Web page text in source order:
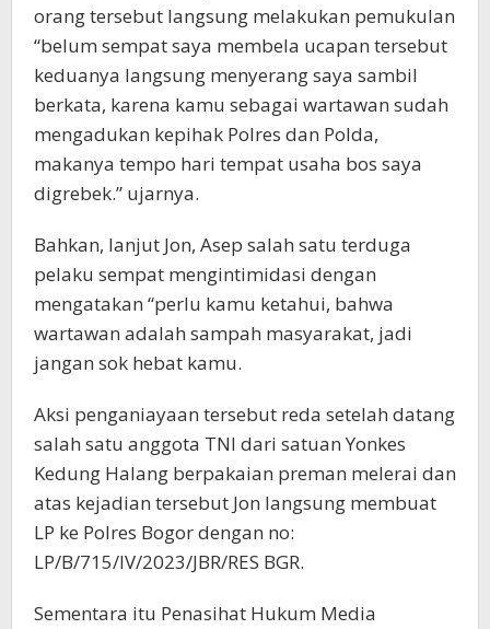
orang tersebut langsung melakukan pemukulan
“belum sempat saya membela ucapan tersebut
keduanya langsung menyerang saya sambil
berkata, karena kamu sebagai wartawan sudah
mengadukan kepihak Polres dan Polda,
makanya tempo hari tempat usaha bos saya
digrebek.” ujarnya.
Bahkan, lanjut Jon, Asep salah satu terduga
pelaku sempat mengintimidasi dengan
mengatakan “perlu kamu ketahui, bahwa
wartawan adalah sampah masyarakat, jadi
jangan sok hebat kamu.
Aksi penganiayaan tersebut reda setelah datang
salah satu anggota TNI dari satuan Yonkes
Kedung Halang berpakaian preman melerai dan
atas kejadian tersebut Jon langsung membuat
LP ke Polres Bogor dengan no:
LP/B/715/IV/2023/JBR/RES BGR.
Sementara itu Penasihat Hukum Media